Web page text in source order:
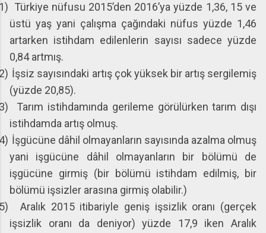
Türkiye nüfusu 2015’den 2016’ya yüzde 1,36, 15 ve
üstü yaş yani çalışma çağındaki nüfus yüzde 1,46
artarken istihdam edilenlerin sayısı sadece yüzde
0,84 artmış.
İşsiz sayısındaki artış çok yüksek bir artış sergilemiş
(yüzde 20,85).
Tarım istihdamında gerileme görülürken tarım dışı
istihdamda artış olmuş.
İşgücüne dâhil olmayanların sayısında azalma olmuş
yani işgücüne dâhil olmayanların bir bölümü de
işgücüne girmiş (bir bölümü istihdam edilmiş, bir
bölümü işsizler arasına girmiş olabilir.)
Aralık 2015 itibariyle geniş işsizlik oranı (gerçek
işsizlik oranı da deniyor) yüzde 17,9 iken Aralık